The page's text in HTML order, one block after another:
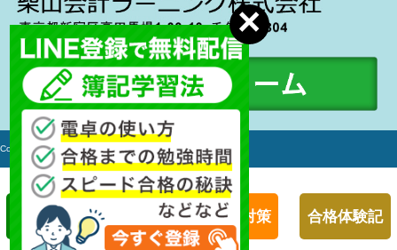
簿記１級対策 簿記２級対策 合格体験記
Copyright c 2006-2017 簿記検定対策講座 All rights Reserved.